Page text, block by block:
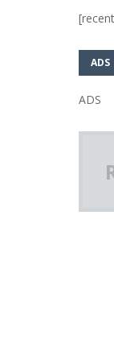
ADS
ADS